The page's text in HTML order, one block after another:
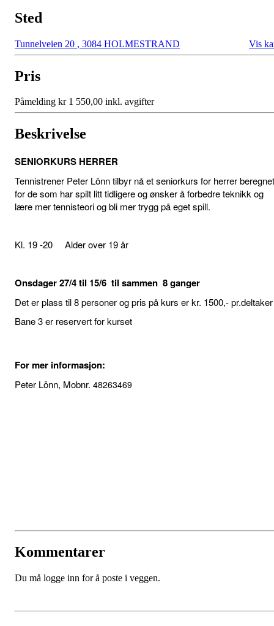
Sted
Tunnelveien 20 , 3084 HOLMESTRAND Vis
Pris
Påmelding kr 1 550,00 inkl. avgifter
Beskrivelse
SENIORKURS HERRER
Tennistrener Peter Lönn tilbyr nå et seniorkurs for herrer beregnet
for de som har spilt litt tidligere og ønsker å forbedre teknikk og
lære mer tennisteori og bli mer trygg på eget spill.
Kl. 19 -20 Alder over 19 år
Onsdager 27/4 til 15/6 til sammen 8 ganger
Det er plass til 8 personer og pris på kurs er kr. 1500,- pr.deltaker
Bane 3 er reservert for kurset
For mer informasjon:
Peter Lönn, Mobnr. 48263469
Kommentarer
Du må logge inn for å poste i veggen.